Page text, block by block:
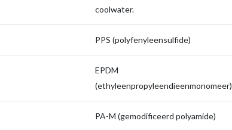
coolwater.
PPS (polyfenyleensulfide)
EPDM
(ethyleenpropyleendieenmonomeer)
PA-M (gemodificeerd polyamide)